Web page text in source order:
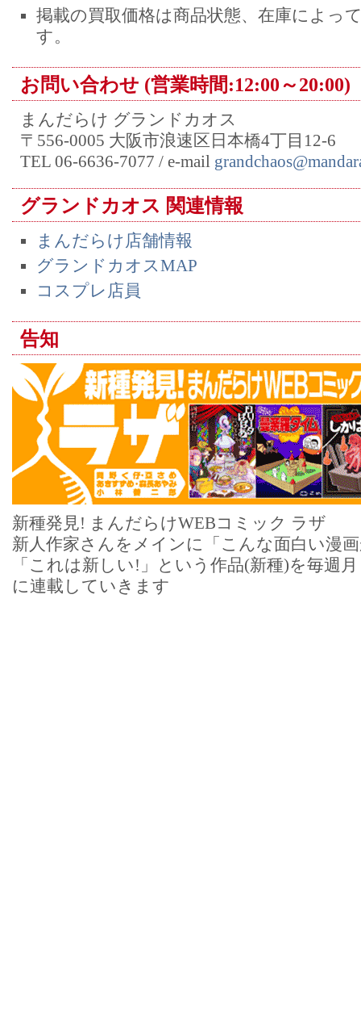
掲載の買取価格は商品状態、在庫によっ
す。
お問い合わせ (営業時間:12:00～20:00)
まんだらけ グランドカオス
〒556-0005 大阪市浪速区日本橋4丁目12-6
TEL 06-6636-7077 / e-mail
グランドカオス 関連情報
まんだらけ店舗情報
グランドカオスMAP
コスプレ店員
告知
新種発見! まんだらけWEBコミック ラザ
新人作家さんをメインに「こんな面白い漫
「これは新しい!」という作品(新種)を毎週
に連載していきます